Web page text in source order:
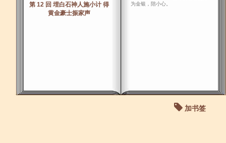
第 12 回 埋白石神人施小计 得
黄金豪士振家声
为金银，陪小心。
加书签